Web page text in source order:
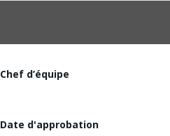
Chef d’équipe
Date d'approbation